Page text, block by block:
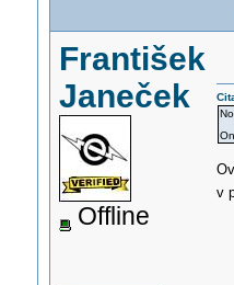
František
Janeček
Offline
v